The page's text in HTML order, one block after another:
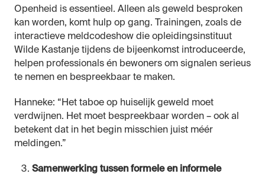
Openheid is essentieel. Alleen als geweld besproken
kan worden, komt hulp op gang. Trainingen, zoals de
interactieve meldcodeshow die opleidingsinstituut
Wilde Kastanje tijdens de bijeenkomst introduceerde,
helpen professionals én bewoners om signalen serieus
te nemen en bespreekbaar te maken.
Hanneke: “Het taboe op huiselijk geweld moet
verdwijnen. Het moet bespreekbaar worden – ook al
betekent dat in het begin misschien juist méér
meldingen.”
Samenwerking tussen formele en informele